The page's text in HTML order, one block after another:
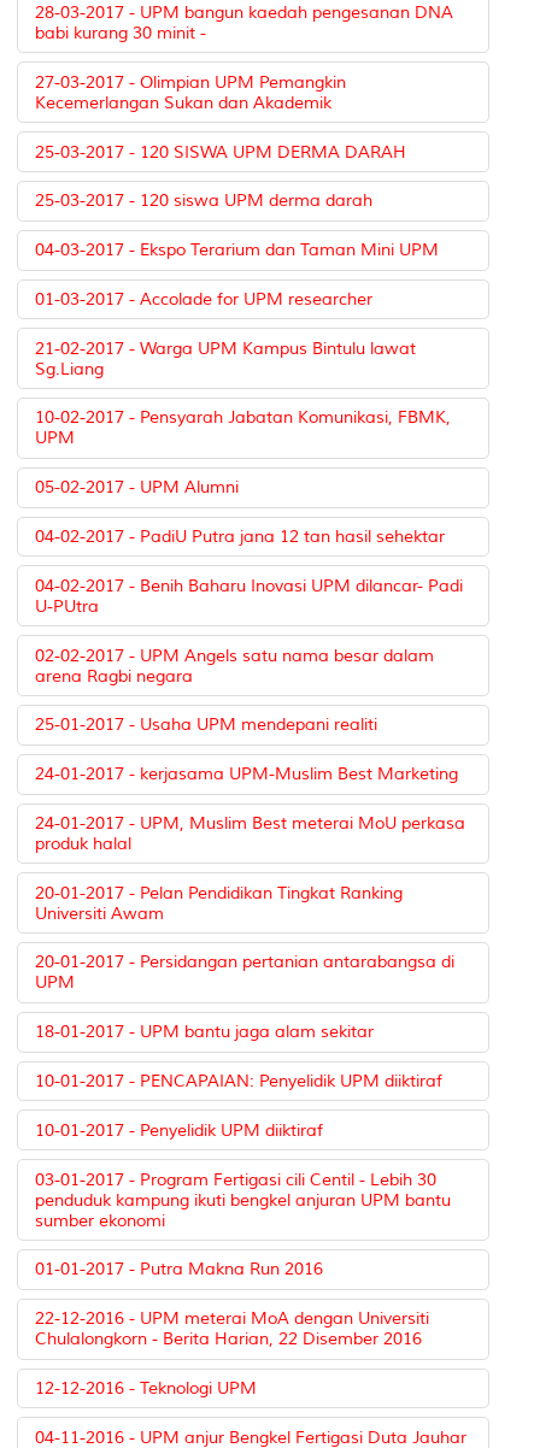
28-03-2017 - UPM bangun kaedah pengesanan DNA
babi kurang 30 minit -
27-03-2017 - Olimpian UPM Pemangkin
Kecemerlangan Sukan dan Akademik
25-03-2017 - 120 SISWA UPM DERMA DARAH
25-03-2017 - 120 siswa UPM derma darah
04-03-2017 - Ekspo Terarium dan Taman Mini UPM
01-03-2017 - Accolade for UPM researcher
21-02-2017 - Warga UPM Kampus Bintulu lawat
Sg.Liang
10-02-2017 - Pensyarah Jabatan Komunikasi, FBMK,
UPM
05-02-2017 - UPM Alumni
04-02-2017 - PadiU Putra jana 12 tan hasil sehektar
04-02-2017 - Benih Baharu Inovasi UPM dilancar- Padi
U-PUtra
02-02-2017 - UPM Angels satu nama besar dalam
arena Ragbi negara
25-01-2017 - Usaha UPM mendepani realiti
24-01-2017 - kerjasama UPM-Muslim Best Marketing
24-01-2017 - UPM, Muslim Best meterai MoU perkasa
produk halal
20-01-2017 - Pelan Pendidikan Tingkat Ranking
Universiti Awam
20-01-2017 - Persidangan pertanian antarabangsa di
UPM
18-01-2017 - UPM bantu jaga alam sekitar
10-01-2017 - PENCAPAIAN: Penyelidik UPM diiktiraf
10-01-2017 - Penyelidik UPM diiktiraf
03-01-2017 - Program Fertigasi cili Centil - Lebih 30
penduduk kampung ikuti bengkel anjuran UPM bantu
sumber ekonomi
01-01-2017 - Putra Makna Run 2016
22-12-2016 - UPM meterai MoA dengan Universiti
Chulalongkorn - Berita Harian, 22 Disember 2016
12-12-2016 - Teknologi UPM
04-11-2016 - UPM anjur Bengkel Fertigasi Duta Jauhar